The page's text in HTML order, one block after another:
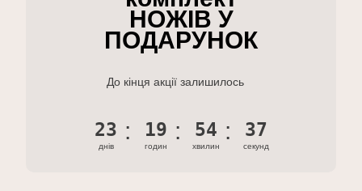
НОЖІВ У
ПОДАРУНОК
До кінця акції залишилось
23
днів
19
годин
54
хвилин
36
секунд